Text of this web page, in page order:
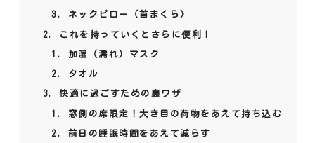
ネックピロー（首まくら）
これを持っていくとさらに便利！
加湿（濡れ）マスク
タオル
快適に過ごすための裏ワザ
窓側の席限定！大き目の荷物をあえて持ち込む
前日の睡眠時間をあえて減らす